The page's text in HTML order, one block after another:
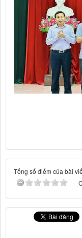
Tổng số điểm của bài